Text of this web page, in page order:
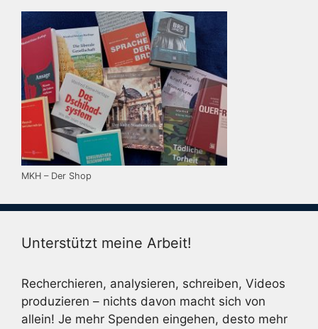
MKH – Der Shop
Unterstützt meine Arbeit!
Recherchieren, analysieren, schreiben, Videos
produzieren – nichts davon macht sich von
allein! Je mehr Spenden eingehen, desto mehr